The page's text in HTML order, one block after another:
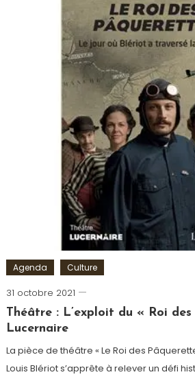
Agenda Culture
31 octobre 2021
Cédric
Cilia
Théâtre : L’exploit du « Roi
Lucernaire
La pièce de théâtre « Le Roi des
Louis Blériot s’apprête à relever un défi